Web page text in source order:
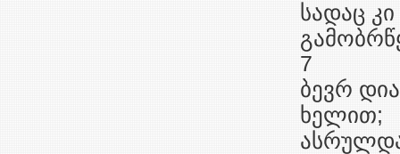
სადაც
7
ბევრ
ხელით;